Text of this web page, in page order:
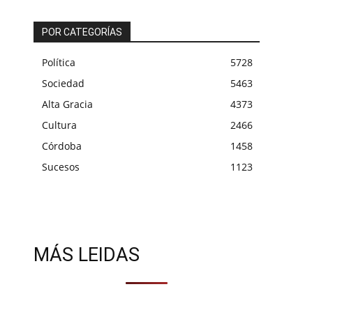
POR CATEGORÍAS
Política
5728
Sociedad
5463
Alta Gracia
4373
Cultura
2466
Córdoba
1458
Sucesos
1123
MÁS LEIDAS